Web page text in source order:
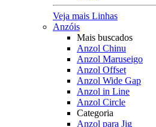
Veja mais Linhas
Anzóis
Mais buscados
Anzol Chinu
Anzol Maruseigo
Anzol Offset
Anzol Wide Gap
Anzol in Line
Anzol Circle
Categoria
Anzol para Jig